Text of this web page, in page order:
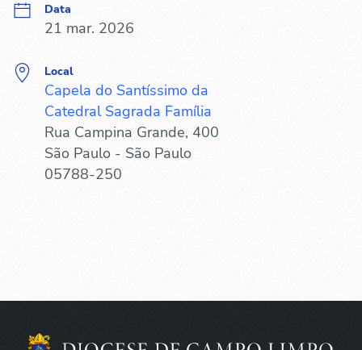
Data
21 mar. 2026
Local
Capela do Santíssimo da
Catedral Sagrada Família
Rua Campina Grande, 400
São Paulo - São Paulo
05788-250